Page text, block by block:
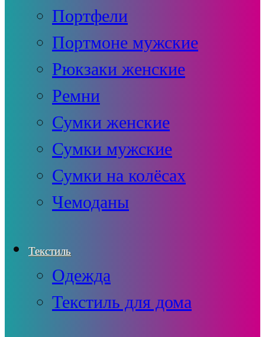
Портфели
Портмоне мужские
Рюкзаки женские
Ремни
Сумки женские
Сумки мужские
Сумки на колёсах
Чемоданы
Текстиль
Одежда
Текстиль для дома